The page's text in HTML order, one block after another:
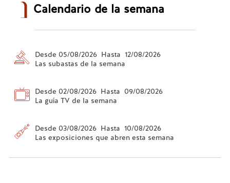
Calendario de la semana
Desde 05/08/2026 Hasta 12/08/2026
Las subastas de la semana
Desde 02/08/2026 Hasta 09/08/2026
La guía TV de la semana
Desde 03/08/2026 Hasta 10/08/2026
Las exposiciones que abren esta semana